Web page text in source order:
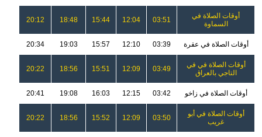
أوقات الصلاة في
السماوة
03:51
12:04
15:44
18:48
20:12
أوقات الصلاة في عقرة 03:39
12:10
15:57
19:03
20:34
أوقات الصلاة في في
التاجي بالعراق
03:49
12:09
15:51
18:56
20:22
أوقات الصلاة في زاخو 03:42
12:15
16:03
19:08
20:41
أوقات الصلاة في أبو
غريب
03:50
12:09
15:52
18:56
20:22